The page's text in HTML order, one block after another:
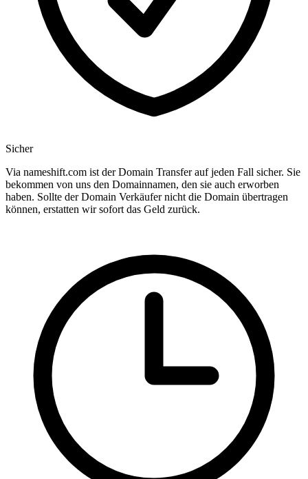
Sicher
Via nameshift.com ist der Domain Transfer auf jeden Fall sicher. Sie
bekommen von uns den Domainnamen, den sie auch erworben
haben. Sollte der Domain Verkäufer nicht die Domain übertragen
können, erstatten wir sofort das Geld zurück.